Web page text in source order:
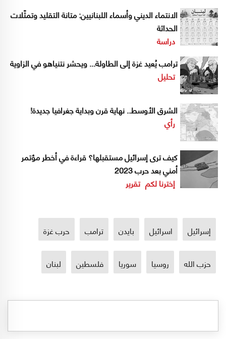
الانتماء الديني وأسماء اللبنانيين: متانة التقليد وتمثّلات
الحداثة
دراسة
ترامب يُعيد غزة إلى الطاولة... ويحشر نتنياهو في الزاوية
تحليل
الشرق الأوسط.. نهاية قرن وبداية جغرافيا جديدة!
رأي
كيف ترى إسرائيل مستقبلها؟ قراءة في أخطر مؤتمر
أمني بعد حرب 2023
إخترنا لكم تقرير
إسرائيل اسرائيل بايدن ترامب حرب غزة
حزب الله روسيا سوريا فلسطين لبنان